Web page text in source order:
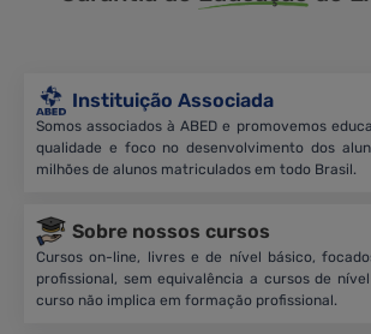
Instituição Associada
Somos associados à ABED e promovemos
qualidade e foco no desenvolvimento dos
milhões de alunos matriculados em todo Brasil.
Sobre nossos cursos
Cursos on-line, livres e de nível básico,
profissional, sem equivalência a cursos de
curso não implica em formação profissional.